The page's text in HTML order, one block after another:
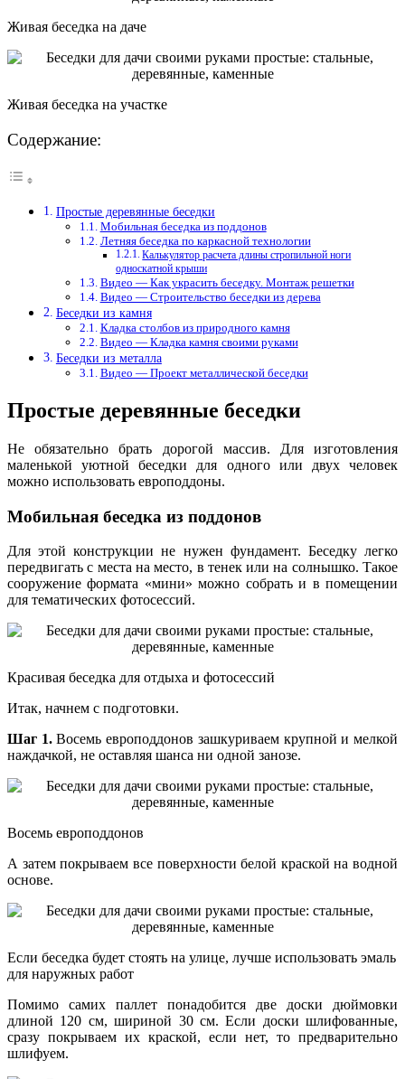
Живая беседка на даче
Живая беседка на участке
Содержание:
Простые деревянные беседки
Мобильная беседка из поддонов
Летняя беседка по каркасной технологии
Калькулятор расчета длины стропильной ноги
односкатной крыши
Видео — Как украсить беседку. Монтаж решетки
Видео — Строительство беседки из дерева
Беседки из камня
Кладка столбов из природного камня
Видео — Кладка камня своими руками
Беседки из металла
Видео — Проект металлической беседки
Простые деревянные беседки
Не обязательно брать дорогой массив. Для изготовления
маленькой уютной беседки для одного или двух человек
можно использовать европоддоны.
Мобильная беседка из поддонов
Для этой конструкции не нужен фундамент. Беседку легко
передвигать с места на место, в тенек или на солнышко. Такое
сооружение формата «мини» можно собрать и в помещении
для тематических фотосессий.
Красивая беседка для отдыха и фотосессий
Итак, начнем с подготовки.
Шаг 1.Восемь европоддонов зашкуриваем крупной и мелкой
наждачкой, не оставляя шанса ни одной занозе.
Восемь европоддонов
А затем покрываем все поверхности белой краской на водной
основе.
Если беседка будет стоять на улице, лучше использовать эмаль
для наружных работ
Помимо самих паллет понадобится две доски дюймовки
длиной 120 см, шириной 30 см. Если доски шлифованные,
сразу покрываем их краской, если нет, то предварительно
шлифуем.